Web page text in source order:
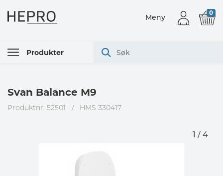
Produkter
Meny
0
Svan Balance M9
Produktnr: 52501 / HMS 330417
1 / 4